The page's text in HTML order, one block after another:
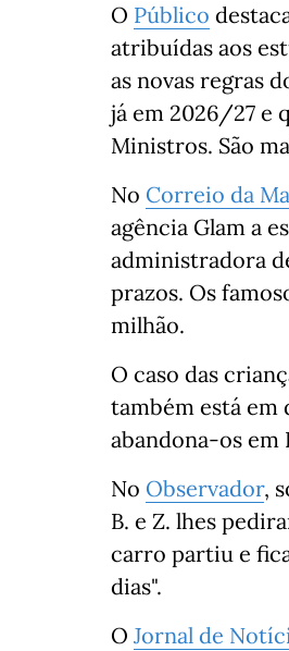
O Público
atribuídas aos
as novas regras
já em 2026/27 e
Ministros. São
No Correio da
agência Glam a
administradora
prazos. Os
milhão.
O caso das
também está em
abandona-os
No Observador,
B. e Z. lhes
carro partiu e
dias".
O Jornal de